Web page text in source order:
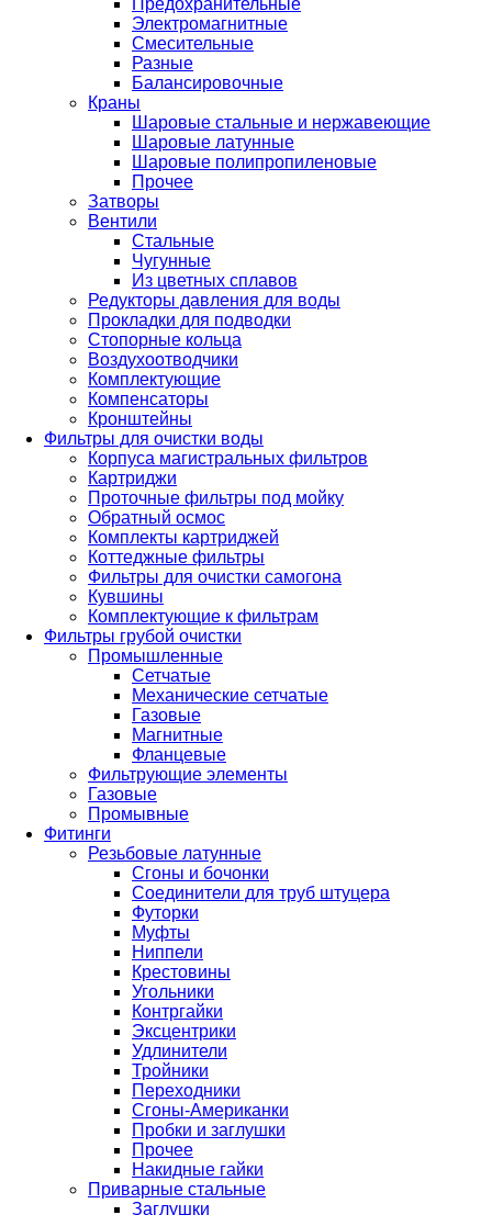
Электромагнитные
Смесительные
Разные
Балансировочные
Краны
Шаровые стальные и нержавеющие
Шаровые латунные
Шаровые полипропиленовые
Прочее
Затворы
Вентили
Стальные
Чугунные
Из цветных сплавов
Редукторы давления для воды
Прокладки для подводки
Стопорные кольца
Воздухоотводчики
Комплектующие
Компенсаторы
Кронштейны
Фильтры для очистки воды
Корпуса магистральных фильтров
Картриджи
Проточные фильтры под мойку
Обратный осмос
Комплекты картриджей
Коттеджные фильтры
Фильтры для очистки самогона
Кувшины
Комплектующие к фильтрам
Фильтры грубой очистки
Промышленные
Сетчатые
Механические сетчатые
Газовые
Магнитные
Фланцевые
Фильтрующие элементы
Газовые
Промывные
Фитинги
Резьбовые латунные
Сгоны и бочонки
Соединители для труб штуцера
Футорки
Муфты
Ниппели
Крестовины
Угольники
Контргайки
Эксцентрики
Удлинители
Тройники
Переходники
Сгоны-Американки
Пробки и заглушки
Прочее
Накидные гайки
Приварные стальные
Заглушки